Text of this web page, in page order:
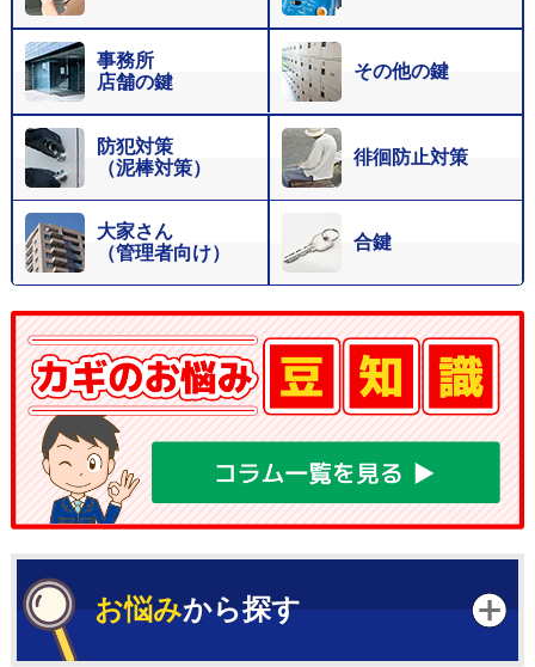
事務所
店舗の鍵
その他の鍵
防犯対策
（泥棒対策）
徘徊防止対策
大家さん
（管理者向け）
合鍵
お悩みから探す